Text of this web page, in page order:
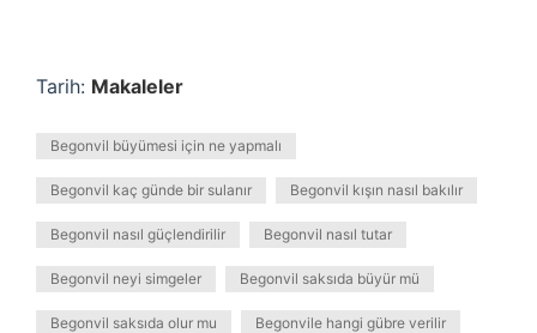
Tarih: Makaleler
Begonvil büyümesi için ne yapmalı
Begonvil kaç günde bir sulanır Begonvil kışın nasıl bakılır
Begonvil nasıl güçlendirilir Begonvil nasıl tutar
Begonvil neyi simgeler Begonvil saksıda büyür mü
Begonvil saksıda olur mu Begonvile hangi gübre verilir